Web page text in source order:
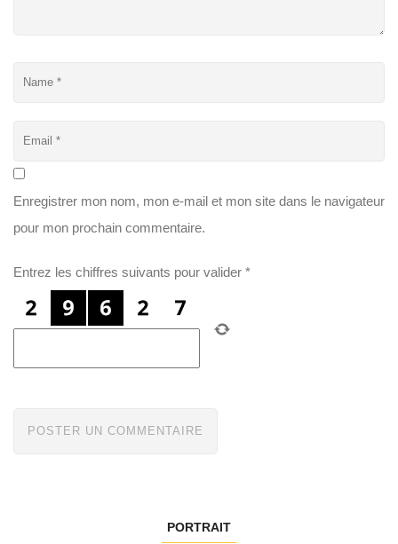
Enregistrer mon nom, mon e-mail et mon site dans le navigateur
pour mon prochain commentaire.
Entrez les chiffres suivants pour valider *
PORTRAIT